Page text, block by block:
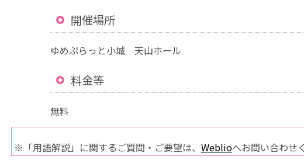
開催場所
ゆめぷらっと小城 天山ホール
料金等
無料
※「用語解説」に関するご質問・ご要望は、 Weblioへお問い合わせ